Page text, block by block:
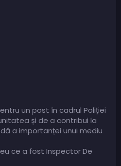
un post în cadrul Poliției
și de a contribui la
a importanței unui mediu
ce a fost Inspector De